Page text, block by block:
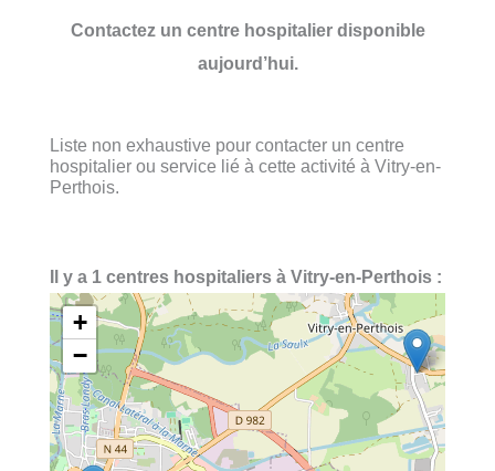
Contactez un centre hospitalier disponible
aujourd’hui.
Liste non exhaustive pour contacter un centre
hospitalier ou service lié à cette activité à Vitry-en-
Perthois.
Il y a 1 centres hospitaliers à Vitry-en-Perthois :
+
−